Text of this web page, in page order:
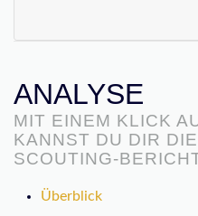
ANALYSE
MIT EINEM KLICK
KANNST DU DIR
SCOUTING-
Überblick